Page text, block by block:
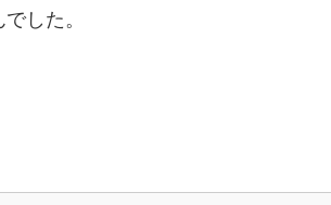
した。